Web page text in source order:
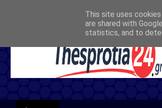
This site uses
are shared with
statistics, and to